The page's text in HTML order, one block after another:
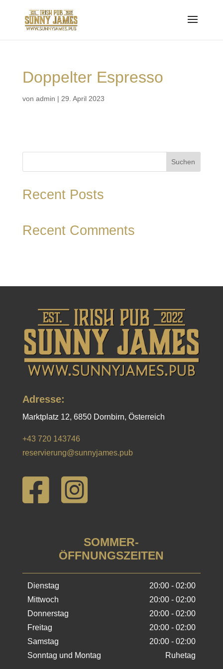
Doppelter Espresso
von admin | 29. April 2023
Suchen
Recent Posts
Recent Comments
Adresse:
Marktplatz 12, 6850 Dornbirn, Österreich
+43 720 143746
reservierung@sunnyjames.pub
 
SOMMER-
ÖFFNUNGSZEITEN
Dienstag
20:00 - 02:00
Mittwoch
20:00 - 02:00
Donnerstag
20:00 - 02:00
Freitag
20:00 - 02:00
Samstag
20:00 - 02:00
Sonntag und Montag
Ruhetag